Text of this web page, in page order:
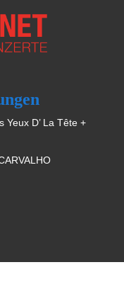
Yeux D’ La Tête +